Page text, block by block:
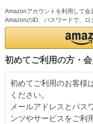
Amazonアカウントを利用して会
AmazonのID、パスワードで、ロ
初めてご利用の方・
初めてご利用のお客様
ください。
メールアドレスとパス
ンツやサービスをご利